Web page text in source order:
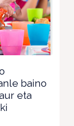
baino
eta